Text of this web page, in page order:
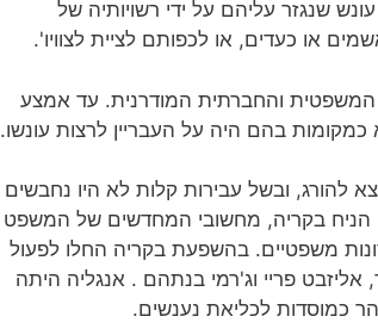
שנגזר עליהם על ידי רשויותיה של
או כעדים, או לכפותם לציית לצוויו'.
והחברתית המודרנית. עד אמצע
בהם היה על העבריין לרצות עונשו.
ובשל עבירות קלות לא היו נחבשים
בבתי-סוהר, אלא משלמים קנס כספי בלבד. בשנת 1764 הניח בקריה, מחשובי המחדשים של המשפט
משפטיים. בהשפעת בקריה החלו לפעול
פריי וג'רמי בנתהם . אנגליה היתה
כמוסדות לכליאת נענשים.